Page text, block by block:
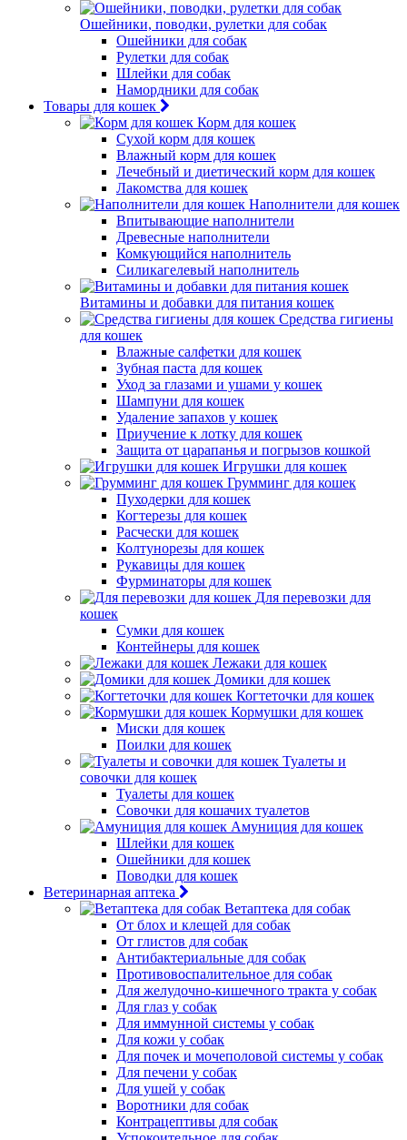
Ошейники, поводки, рулетки для собак
Ошейники для собак
Рулетки для собак
Шлейки для собак
Намордники для собак
Товары для кошек
Корм для кошек
Сухой корм для кошек
Влажный корм для кошек
Лечебный и диетический корм для кошек
Лакомства для кошек
Наполнители для кошек
Впитывающие наполнители
Древесные наполнители
Комкующийся наполнитель
Силикагелевый наполнитель
Витамины и добавки для питания кошек
Средства гигиены
для кошек
Влажные салфетки для кошек
Зубная паста для кошек
Уход за глазами и ушами у кошек
Шампуни для кошек
Удаление запахов у кошек
Приучение к лотку для кошек
Защита от царапанья и погрызов кошкой
Игрушки для кошек
Грумминг для кошек
Пуходерки для кошек
Когтерезы для кошек
Расчески для кошек
Колтунорезы для кошек
Рукавицы для кошек
Фурминаторы для кошек
Для перевозки для
кошек
Сумки для кошек
Контейнеры для кошек
Лежаки для кошек
Домики для кошек
Когтеточки для кошек
Кормушки для кошек
Миски для кошек
Поилки для кошек
Туалеты и
совочки для кошек
Туалеты для кошек
Совочки для кошачих туалетов
Амуниция для кошек
Шлейки для кошек
Ошейники для кошек
Поводки для кошек
Ветеринарная аптека
Ветаптека для собак
От блох и клещей для собак
От глистов для собак
Антибактериальные для собак
Противовоспалительное для собак
Для желудочно-кишечного тракта у собак
Для глаз у собак
Для иммунной системы у собак
Для кожи у собак
Для почек и мочеполовой системы у собак
Для печени у собак
Для ушей у собак
Воротники для собак
Контрацептивы для собак